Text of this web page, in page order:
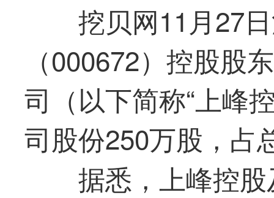
挖贝网11月27
（000672）控股股
司（以下简称“上峰
司股份250万股，占
据悉，上峰控